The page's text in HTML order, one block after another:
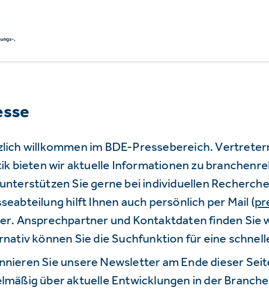
willkommen im BDE-Pressebereich.
bieten wir aktuelle Informationen zu
Sie gerne bei individuellen
hilft Ihnen auch persönlich per Mail (
Ansprechpartner und Kontaktdaten finden Sie
können Sie die Suchfunktion für eine
Sie unsere Newsletter am Ende dieser
über aktuelle Entwicklungen in der